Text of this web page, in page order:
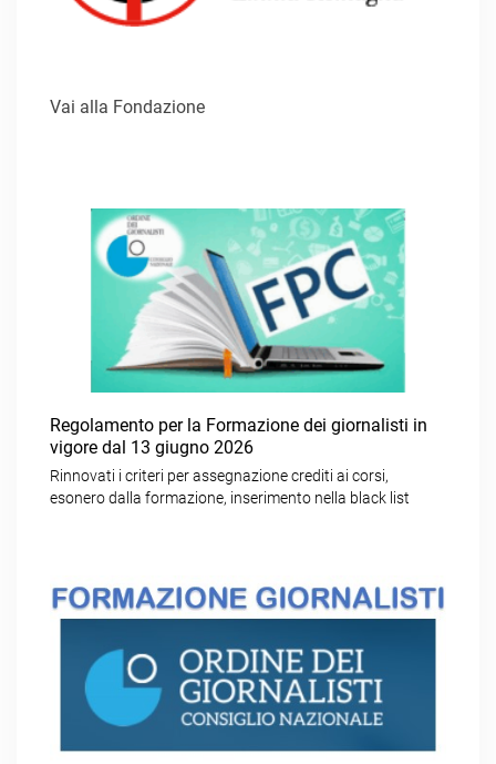
Vai alla Fondazione
Regolamento per la Formazione dei giornalisti in
vigore dal 13 giugno 2026
Rinnovati i criteri per assegnazione crediti ai corsi,
esonero dalla formazione, inserimento nella black list